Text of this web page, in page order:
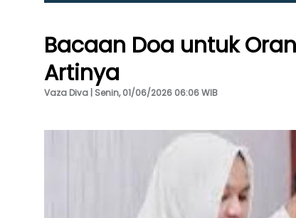
Bacaan Doa untuk
Artinya
Vaza Diva | Senin, 01/06/2026 06:06 WIB